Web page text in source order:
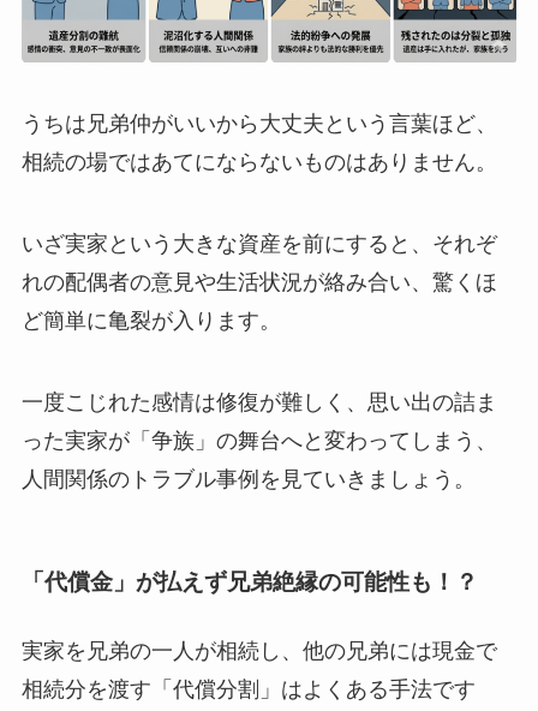
うちは兄弟仲がいいから大丈夫という言葉ほど、
相続の場ではあてにならないものはありません。
いざ実家という大きな資産を前にすると、それぞ
れの配偶者の意見や生活状況が絡み合い、驚くほ
ど簡単に亀裂が入ります。
一度こじれた感情は修復が難しく、思い出の詰ま
った実家が「争族」の舞台へと変わってしまう、
人間関係のトラブル事例を見ていきましょう。
「代償金」が払えず兄弟絶縁の可能性も！？
実家を兄弟の一人が相続し、他の兄弟には現金で
相続分を渡す「代償分割」はよくある手法です